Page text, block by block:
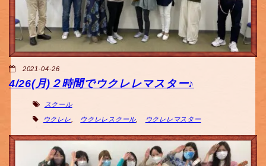
2021-04-26
4/26(月)２時間でウクレレマスター♪
スクール
ウクレレ ウクレレスクール, ウクレレマスター